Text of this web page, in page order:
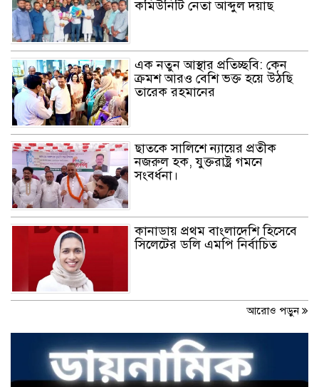
ছাত‌কে চাদার টাকা না দেয়ায়
অপপ্রচারে শিকার ব‌্যবসা‌য়ি দুলু‌ মিয়া!
ছাত‌কে ৩জন সংবাদকমীর বিরু‌দ্ধে
থানায় লিখিত অভিযোগ
ছাত‌কে ৩জন সংবাদকমীর বিরু‌দ্ধে
থানায় লিখিত অভিযোগ
সংবাদকমী‌দের বিরু‌দ্ধে চাঁদাবাজি ও
ছাতক – দোয়ারাবাজা‌রের হাত
কমিউনিটি নেতা আব্দুল দয়াছ
এক নতুন আস্থার প্রতিচ্ছবি: কেন
ক্রমশ আরও বেশি ভক্ত হয়ে উঠছি
তারেক রহমানের
ছাতকে সালিশে ন্যায়ের প্রতীক
নজরুল হক, যুক্তরাষ্ট্র গমনে
সংবর্ধনা।
কানাডায় প্রথম বাংলাদেশি হিসেবে
সিলেটের ডলি এমপি নির্বাচিত
আরোও পড়ুন